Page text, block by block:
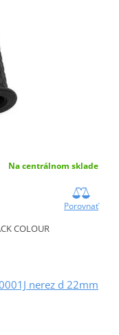
Na centrálnom sklade
Porovnať
COLOUR
nerez d 22mm